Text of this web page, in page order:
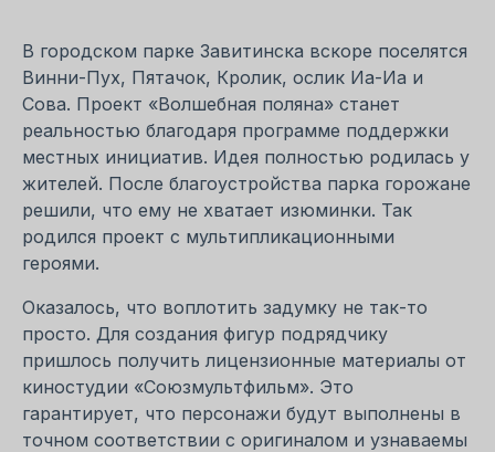
В городском парке Завитинска вскоре поселятся
Винни-Пух, Пятачок, Кролик, ослик Иа-Иа и
Сова. Проект «Волшебная поляна» станет
реальностью благодаря программе поддержки
местных инициатив. Идея полностью родилась у
жителей. После благоустройства парка горожане
решили, что ему не хватает изюминки. Так
родился проект с мультипликационными
героями.
Оказалось, что воплотить задумку не так-то
просто. Для создания фигур подрядчику
пришлось получить лицензионные материалы от
киностудии «Союзмультфильм». Это
гарантирует, что персонажи будут выполнены в
точном соответствии с оригиналом и узнаваемы